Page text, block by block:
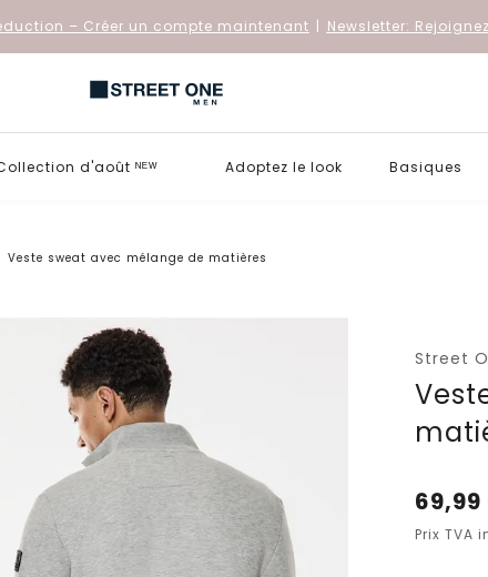
– Créer un compte maintenant | Newsletter:
d'août ᴺᴱᵂ Adoptez le look Basiques
Veste sweat avec mélange de matières
Street
69,99
Prix TVA